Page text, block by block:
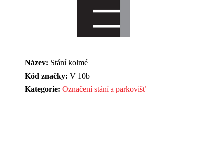
Název: Stání kolmé
Kód značky: V 10b
Kategorie: Označení stání a parkovišť